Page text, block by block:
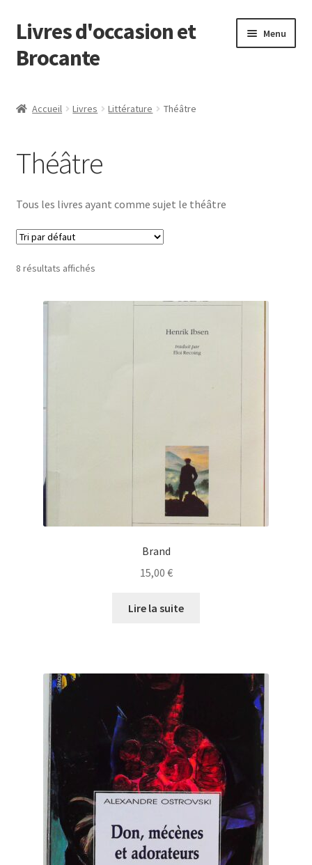
Aller
à
la
Aller
au
contenu
Livres d'occasion et
Brocante
Menu
Accueil Livres Littérature Théâtre
Théâtre
Tous les livres ayant comme sujet le théâtre
8 résultats affichés
Brand
15,00 €
Lire la suite